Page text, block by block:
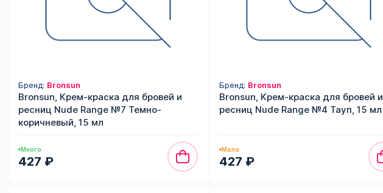
Бренд: Bronsun
Bronsun, Крем-краска для бровей и
ресниц Nude Range №7 Темно-
коричневый, 15 мл
Много
427 ₽
Бренд: Bronsun
Bronsun, Крем-краска для бровей и
ресниц Nude Range №4 Тауп, 15 мл
Мало
427 ₽